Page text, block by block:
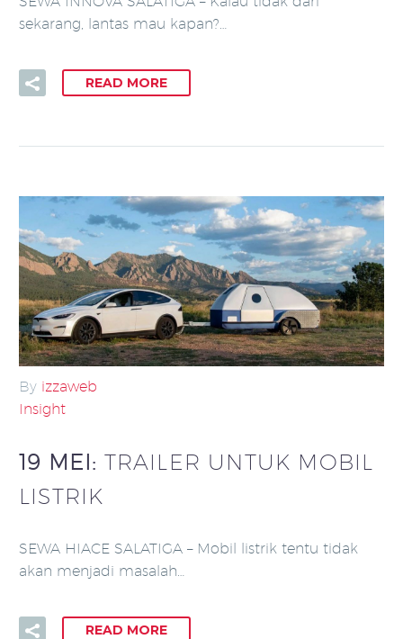
sekarang, lantas mau kapan?…
READ MORE
By izzaweb
Insight
19 MEI: TRAILER UNTUK MOBIL
LISTRIK
SEWA HIACE SALATIGA – Mobil listrik tentu tidak
akan menjadi masalah…
READ MORE